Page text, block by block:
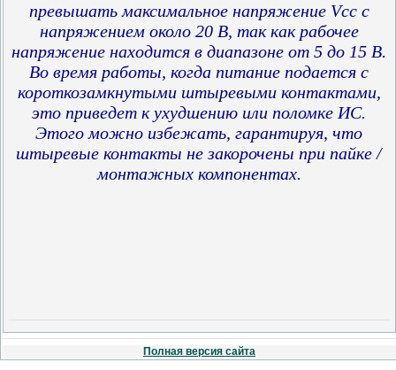
превышать максимальное напряжение Vcc с
напряжением около 20 В, так как рабочее
напряжение находится в диапазоне от 5 до 15 В.
Во время работы, когда питание подается с
короткозамкнутыми штыревыми контактами,
это приведет к ухудшению или поломке ИС.
Этого можно избежать, гарантируя, что
штыревые контакты не закорочены при пайке /
монтажных компонентах.
Полная версия сайта